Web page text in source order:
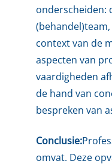
onderscheiden:
context van de
aspecten van
vaardigheden
de hand van
bespreken van
Conclusie:
omvat. Deze